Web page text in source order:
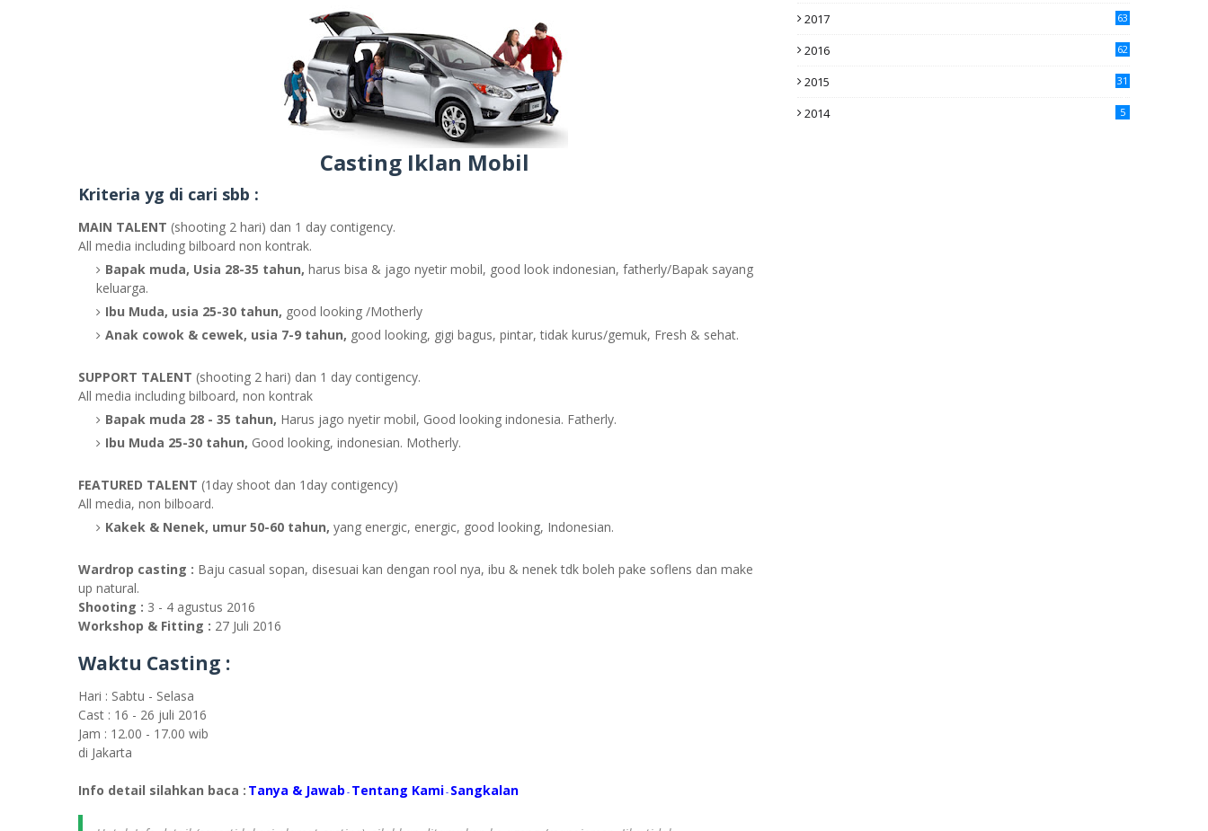
Casting Iklan Mobil
Kriteria yg di cari sbb :
MAIN TALENT (shooting 2 hari) dan 1 day contigency.
All media including bilboard non kontrak.
Bapak muda, Usia 28-35 tahun, harus bisa & jago nyetir mobil, good look indonesian, fatherly/Bapak sayang
keluarga.
Ibu Muda, usia 25-30 tahun, good looking /Motherly
Anak cowok & cewek, usia 7-9 tahun, good looking, gigi bagus, pintar, tidak kurus/gemuk, Fresh & sehat.
SUPPORT TALENT (shooting 2 hari) dan 1 day contigency.
All media including bilboard, non kontrak
Bapak muda 28 - 35 tahun, Harus jago nyetir mobil, Good looking indonesia. Fatherly.
Ibu Muda 25-30 tahun, Good looking, indonesian. Motherly.
FEATURED TALENT (1day shoot dan 1day contigency)
All media, non bilboard.
Kakek & Nenek, umur 50-60 tahun, yang energic, energic, good looking, Indonesian.
Wardrop casting : Baju casual sopan, disesuai kan dengan rool nya, ibu & nenek tdk boleh pake soflens dan make
up natural.
Shooting : 3 - 4 agustus 2016
Workshop & Fitting : 27 Juli 2016
Waktu Casting :
Hari : Sabtu - Selasa
Cast : 16 - 26 juli 2016
Jam : 12.00 - 17.00 wib
di Jakarta
Info detail silahkan baca : Tanya & Jawab - Tentang Kami - Sangkalan
2017 63
2016
62
2015
31
2014 5